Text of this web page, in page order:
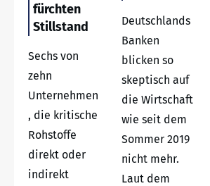
fürchten
Stillstand
Sechs von
zehn
Unternehmen
, die kritische
Rohstoffe
direkt oder
indirekt
Deutschlands
Banken
blicken so
skeptisch auf
die Wirtschaft
wie seit dem
Sommer 2019
nicht mehr.
Laut dem